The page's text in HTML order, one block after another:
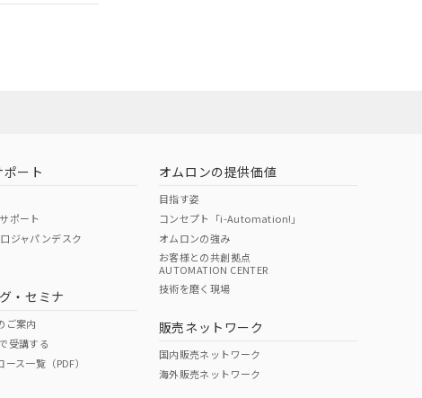
O O
況ページへ
索ください
ート
ポート
ジャパンデスク
・セミナ
ご案内
受講する
ス一覧（PDF）
オムロンの提供価値
目指す姿
コンセプト「i-Automation!」
オムロンの強み
お客様との共創拠点
AUTOMATION CENTER
技術を磨く現場
販売ネットワーク
国内販売ネットワーク
海外販売ネットワーク